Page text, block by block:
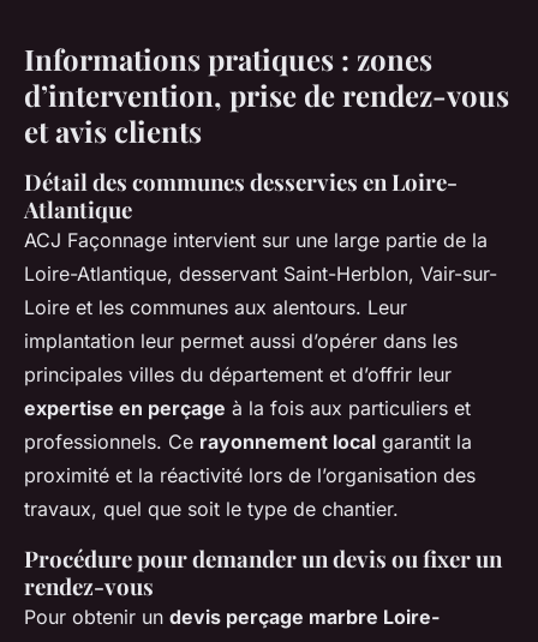
Informations pratiques : zones
d’intervention, prise de rendez-vous
et avis clients
Détail des communes desservies en Loire-
Atlantique
ACJ Façonnage intervient sur une large partie de la
Loire-Atlantique, desservant Saint-Herblon, Vair-sur-
Loire et les communes aux alentours. Leur
implantation leur permet aussi d’opérer dans les
principales villes du département et d’offrir leur
expertise en perçage à la fois aux particuliers et
professionnels. Ce rayonnement local garantit la
proximité et la réactivité lors de l’organisation des
travaux, quel que soit le type de chantier.
Procédure pour demander un devis ou fixer un
rendez-vous
Pour obtenir un devis perçage marbre Loire-